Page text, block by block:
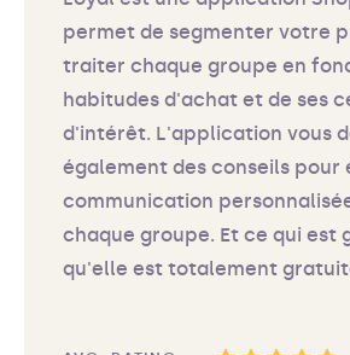
permet de segmenter votre
traiter chaque groupe en
habitudes d'achat et de ses
d'intérêt. L'application vous
également des conseils pour
communication
chaque groupe. Et ce qui est
qu'elle est totalement